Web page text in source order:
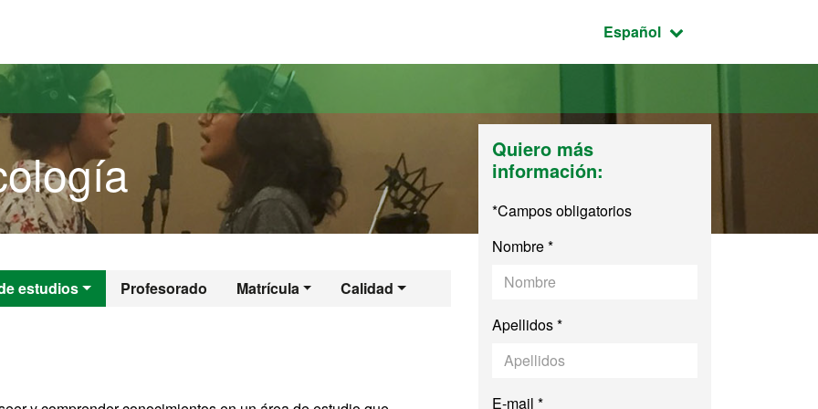
Idioma seleccionado:
Español
estudios Profesorado Matrícula Calidad
Quiero más
información:
*Campos obligatorios
Nombre *
Apellidos *
E-mail *